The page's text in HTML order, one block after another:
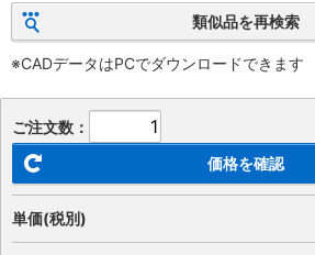
類似品を再検索
※CADデータはPCでダウンロードできます
ご注文数：
価格を確認
単価(税別)